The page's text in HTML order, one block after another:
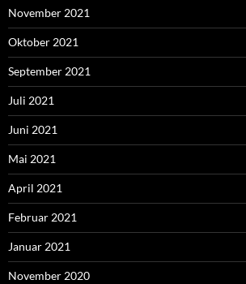
November 2021
Oktober 2021
September 2021
Juli 2021
Juni 2021
Mai 2021
April 2021
Februar 2021
Januar 2021
November 2020